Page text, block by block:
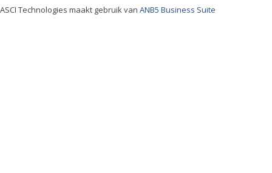
ASCI Technologies maakt gebruik van ANB5 Business Suite